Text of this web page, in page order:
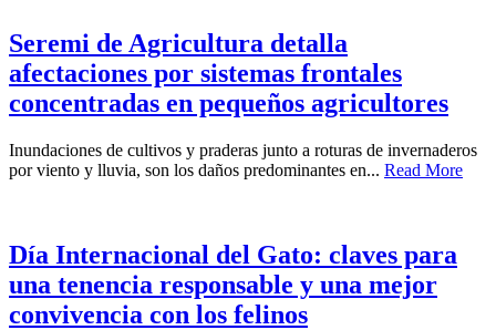
Seremi de Agricultura detalla
afectaciones por sistemas frontales
concentradas en pequeños agricultores
Inundaciones de cultivos y praderas junto a roturas de invernaderos
por viento y lluvia, son los daños predominantes en... Read More
Día Internacional del Gato: claves para
una tenencia responsable y una mejor
convivencia con los felinos